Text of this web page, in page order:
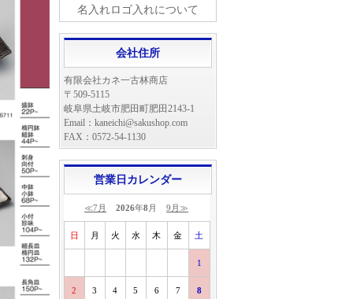
名入れロゴ入れについて
会社住所
有限会社カネ一古林商店
〒509-5115
岐阜県土岐市肥田町肥田2143-1
Email：kaneichi@sakushop.com
FAX：0572-54-1130
営業日カレンダー
≪7月 2026年8 月 9月≫
日 月 火 水 木 金 土
1
2 3 4 5 6 7 8